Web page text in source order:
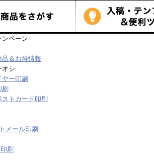
ンペーン
＆お得情報
オシ
ー印刷
トカード印刷
メール印刷
刷